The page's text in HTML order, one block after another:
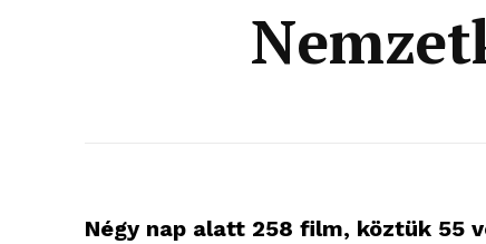
Négy nap alatt 258 film, köztük 55